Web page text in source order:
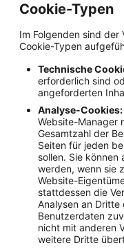
Cookie-Typen
Im Folgenden sind
Cookie-Typen
Technische
erforderlich sind
angeforderten
Analyse-Cookies:
Website-Manager
Gesamtzahl der
Seiten für jeden
sollen. Sie
werden, wenn sie
Website-
stattdessen die
Analysen an
Benutzerdaten
nicht mit anderen
weitere Dritte